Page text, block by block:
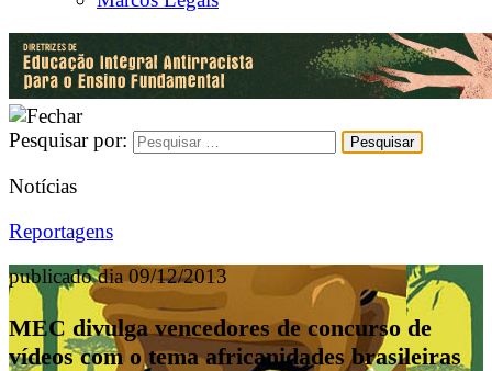
Pesquisar por:
Notícias
Reportagens
publicado dia 09/12/2013
MEC divulga vencedores de concurso de
vídeos com o tema africanidades brasileiras